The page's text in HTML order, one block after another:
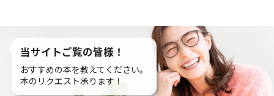
当サイトご覧の皆様！
おすすめの本を教えてください。
本のリクエスト承ります！